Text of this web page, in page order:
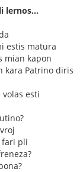
lernos...
estis matura
mian kapon
kara Patrino diris
volas esti
fari pli